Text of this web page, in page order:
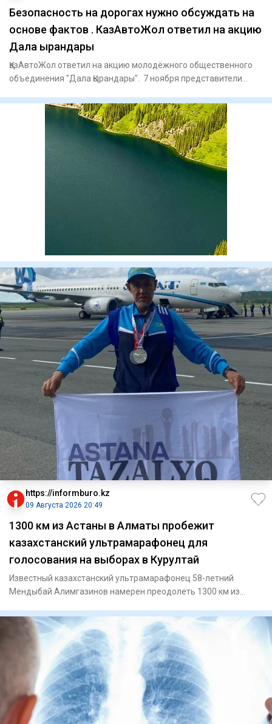
Безопасность на дорогах нужно обсуждать на
основе фактов . КазАвтоЖол ответил на акцию
Дала Қырандары
ҚазАвтоЖол ответил на акцию молодёжного общественного
объединения "Дала Қырандары". 7 ноября представители
https://informburo.kz
09 Августа 2026 20:49
1300 км из Астаны в Алматы пробежит
казахстанский ультрамарафонец для
голосования на выборах в Курултай
Известный казахстанский ультрамарафонец 58-летний
Мендыбай Алимгазинов намерен преодолеть 1300 км из